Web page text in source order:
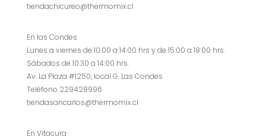
tiendachicureo@thermomix.cl
En las Condes
Lunes a viernes de 10:00 a 14:00 hrs y de 15:00 a 18:00 hrs.
Sábados de 10:30 a 14:00 hrs.
Av. La Plaza #1250, local G. Las Condes
Teléfono 229428996
tiendasancarlos@thermomix.cl
En Vitacura